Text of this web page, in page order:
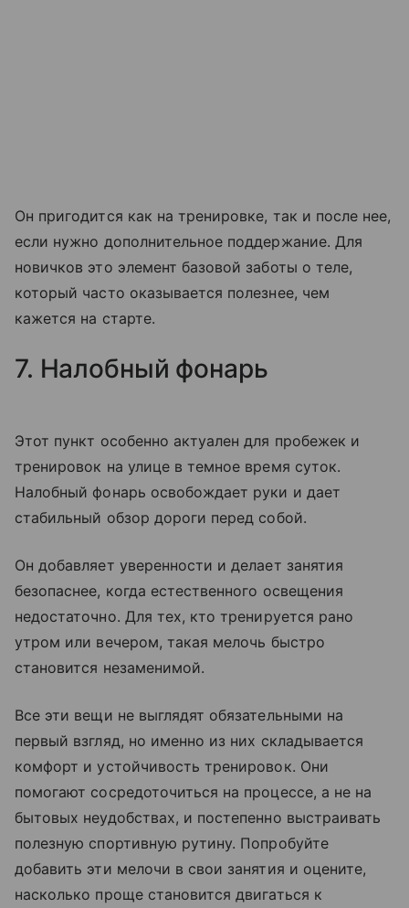
Он пригодится как на тренировке, так и после нее,
если нужно дополнительное поддержание. Для
новичков это элемент базовой заботы о теле,
который часто оказывается полезнее, чем
кажется на старте.
7. Налобный фонарь
Этот пункт особенно актуален для пробежек и
тренировок на улице в темное время суток.
Налобный фонарь освобождает руки и дает
стабильный обзор дороги перед собой.
Он добавляет уверенности и делает занятия
безопаснее, когда естественного освещения
недостаточно. Для тех, кто тренируется рано
утром или вечером, такая мелочь быстро
становится незаменимой.
Все эти вещи не выглядят обязательными на
первый взгляд, но именно из них складывается
комфорт и устойчивость тренировок. Они
помогают сосредоточиться на процессе, а не на
бытовых неудобствах, и постепенно выстраивать
полезную спортивную рутину. Попробуйте
добавить эти мелочи в свои занятия и оцените,
насколько проще становится двигаться к